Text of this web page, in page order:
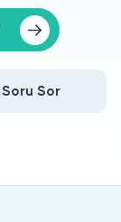
Soru Sor